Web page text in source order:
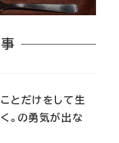
とだけをして生
。の勇気が出な